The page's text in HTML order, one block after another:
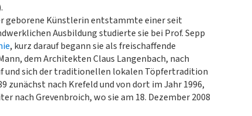
geborene Künstlerin entstammte einer seit
Ausbildung studierte sie bei Prof. Sepp
, kurz darauf begann sie als freischaffende
dem Architekten Claus Langenbach, nach
und sich der traditionellen lokalen Töpfertradition
zunächst nach Krefeld und von dort im Jahr 1996,
nach Grevenbroich, wo sie am 18. Dezember 2008